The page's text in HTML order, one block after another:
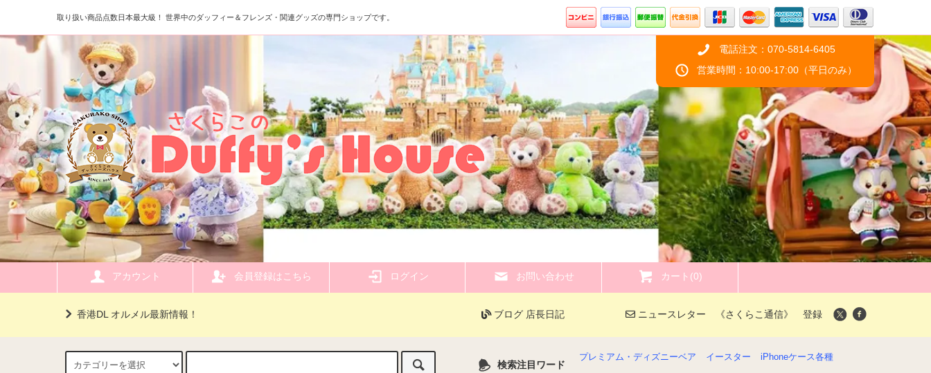
取り扱い商品点数日本最大級！ 世界中のダッフィー＆フレンズ・関連グッズの専門ショップです。
電話注文：070-5814-6405
営業時間：10:00-17:00（平日のみ）
アカウント 会員登録はこちら ログイン お問い合わせ カート(0)
香港DL オルメル最新情報！ ブログ 店長日記 ニュースレター 《さくらこ通信》 登録
検索注目ワード
プレミアム・ディズニーベア イースター iPhoneケース各種